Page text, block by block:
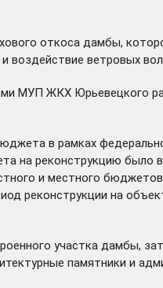
откоса дамбы,
воздействие ветровых
МУП ЖКХ Юрьевецкого
в рамках
на реконструкцию было
и местного
реконструкции на
участка дамбы,
памятники и